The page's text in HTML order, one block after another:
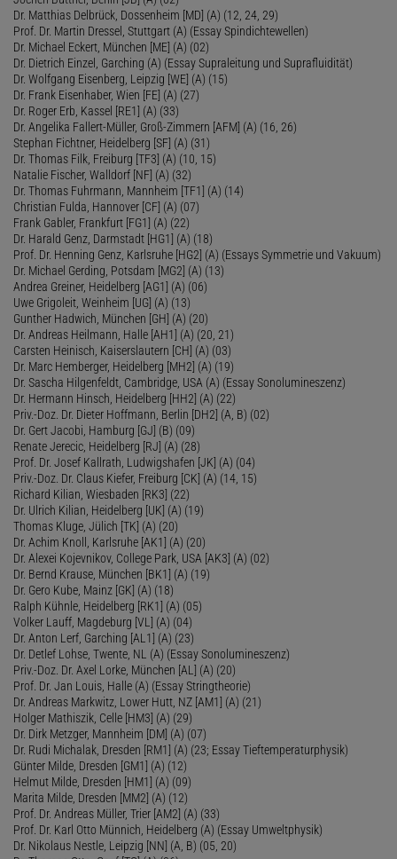
Dr. Matthias Delbrück, Dossenheim [MD] (A) (12, 24, 29)
Prof. Dr. Martin Dressel, Stuttgart (A) (Essay Spindichtewellen)
Dr. Michael Eckert, München [ME] (A) (02)
Dr. Dietrich Einzel, Garching (A) (Essay Supraleitung und Suprafluidität)
Dr. Wolfgang Eisenberg, Leipzig [WE] (A) (15)
Dr. Frank Eisenhaber, Wien [FE] (A) (27)
Dr. Roger Erb, Kassel [RE1] (A) (33)
Dr. Angelika Fallert-Müller, Groß-Zimmern [AFM] (A) (16, 26)
Stephan Fichtner, Heidelberg [SF] (A) (31)
Dr. Thomas Filk, Freiburg [TF3] (A) (10, 15)
Natalie Fischer, Walldorf [NF] (A) (32)
Dr. Thomas Fuhrmann, Mannheim [TF1] (A) (14)
Christian Fulda, Hannover [CF] (A) (07)
Frank Gabler, Frankfurt [FG1] (A) (22)
Dr. Harald Genz, Darmstadt [HG1] (A) (18)
Prof. Dr. Henning Genz, Karlsruhe [HG2] (A) (Essays Symmetrie und Vakuum)
Dr. Michael Gerding, Potsdam [MG2] (A) (13)
Andrea Greiner, Heidelberg [AG1] (A) (06)
Uwe Grigoleit, Weinheim [UG] (A) (13)
Gunther Hadwich, München [GH] (A) (20)
Dr. Andreas Heilmann, Halle [AH1] (A) (20, 21)
Carsten Heinisch, Kaiserslautern [CH] (A) (03)
Dr. Marc Hemberger, Heidelberg [MH2] (A) (19)
Dr. Sascha Hilgenfeldt, Cambridge, USA (A) (Essay Sonolumineszenz)
Dr. Hermann Hinsch, Heidelberg [HH2] (A) (22)
Priv.-Doz. Dr. Dieter Hoffmann, Berlin [DH2] (A, B) (02)
Dr. Gert Jacobi, Hamburg [GJ] (B) (09)
Renate Jerecic, Heidelberg [RJ] (A) (28)
Prof. Dr. Josef Kallrath, Ludwigshafen [JK] (A) (04)
Priv.-Doz. Dr. Claus Kiefer, Freiburg [CK] (A) (14, 15)
Richard Kilian, Wiesbaden [RK3] (22)
Dr. Ulrich Kilian, Heidelberg [UK] (A) (19)
Thomas Kluge, Jülich [TK] (A) (20)
Dr. Achim Knoll, Karlsruhe [AK1] (A) (20)
Dr. Alexei Kojevnikov, College Park, USA [AK3] (A) (02)
Dr. Bernd Krause, München [BK1] (A) (19)
Dr. Gero Kube, Mainz [GK] (A) (18)
Ralph Kühnle, Heidelberg [RK1] (A) (05)
Volker Lauff, Magdeburg [VL] (A) (04)
Dr. Anton Lerf, Garching [AL1] (A) (23)
Dr. Detlef Lohse, Twente, NL (A) (Essay Sonolumineszenz)
Priv.-Doz. Dr. Axel Lorke, München [AL] (A) (20)
Prof. Dr. Jan Louis, Halle (A) (Essay Stringtheorie)
Dr. Andreas Markwitz, Lower Hutt, NZ [AM1] (A) (21)
Holger Mathiszik, Celle [HM3] (A) (29)
Dr. Dirk Metzger, Mannheim [DM] (A) (07)
Dr. Rudi Michalak, Dresden [RM1] (A) (23; Essay Tieftemperaturphysik)
Günter Milde, Dresden [GM1] (A) (12)
Helmut Milde, Dresden [HM1] (A) (09)
Marita Milde, Dresden [MM2] (A) (12)
Prof. Dr. Andreas Müller, Trier [AM2] (A) (33)
Prof. Dr. Karl Otto Münnich, Heidelberg (A) (Essay Umweltphysik)
Dr. Nikolaus Nestle, Leipzig [NN] (A, B) (05, 20)